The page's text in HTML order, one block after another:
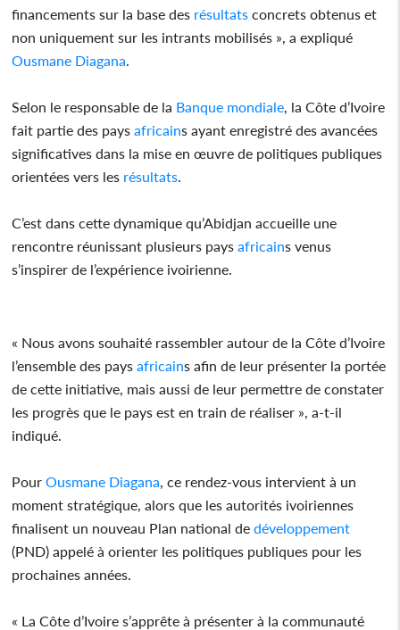
financements sur la base des résultats concrets obtenus et
non uniquement sur les intrants mobilisés », a expliqué
Ousmane Diagana
Selon le responsable de la Banque mondiale , la Côte d’Ivoire
fait partie des pays africains ayant enregistré des avancées
significatives dans la mise en œuvre de politiques publiques
orientées vers les résultats
C’est dans cette dynamique qu’Abidjan accueille une
rencontre réunissant plusieurs pays africains venus
s’inspirer de l’expérience ivoirienne.
« Nous avons souhaité rassembler autour de la Côte d’Ivoire
l’ensemble des pays africains afin de leur présenter la portée
de cette initiative, mais aussi de leur permettre de constater
les progrès que le pays est en train de réaliser », a-t-il
indiqué.
Pour Ousmane Diagana , ce rendez-vous intervient à un
moment stratégique, alors que les autorités ivoiriennes
finalisent un nouveau Plan national de développement
(PND) appelé à orienter les politiques publiques pour les
prochaines années.
« La Côte d’Ivoire s’apprête à présenter à la communauté